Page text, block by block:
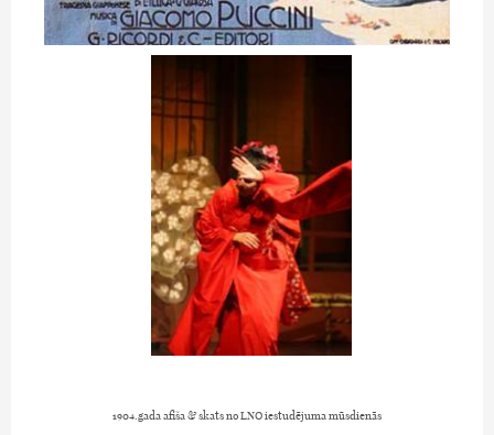
1904.gada afiša & skats no LNO iestudējuma mūsdienās